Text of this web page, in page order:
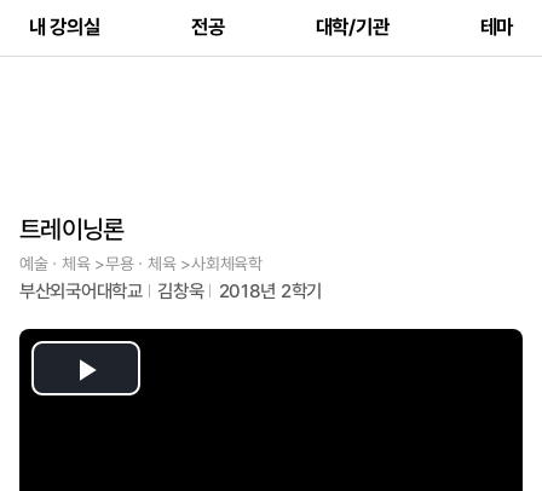
내 강의실 전공 대학/기관 테마
트레이닝론
예술ㆍ체육 >무용ㆍ체육 >사회체육학
부산외국어대학교 김창욱 2018년 2학기
Play